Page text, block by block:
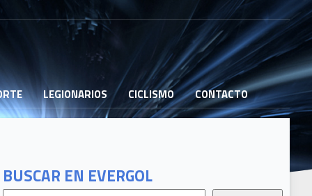
LEGIONARIOS CICLISMO CONTACTO
BUSCAR EN EVERGOL